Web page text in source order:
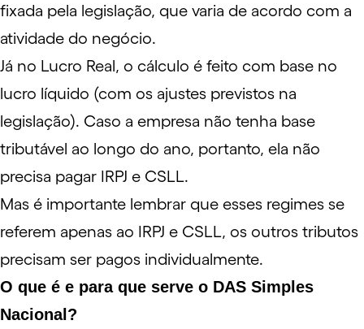
fixada pela legislação, que varia de acordo com a
atividade do negócio.
Já no Lucro Real, o cálculo é feito com base no
lucro líquido (com os ajustes previstos na
legislação). Caso a empresa não tenha base
tributável ao longo do ano, portanto, ela não
precisa pagar IRPJ e CSLL.
Mas é importante lembrar que esses regimes se
referem apenas ao IRPJ e CSLL, os outros tributos
precisam ser pagos individualmente.
O que é e para que serve o DAS Simples
Nacional?